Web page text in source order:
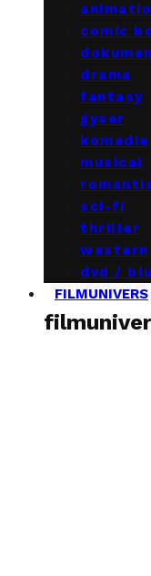
comic
drama
fantasy
gyser
komedie
musical
sci-fi
thriller
western
dvd /
FILMUNIVERS